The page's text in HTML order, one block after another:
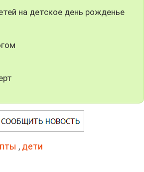
на детское день рожденье
, дети